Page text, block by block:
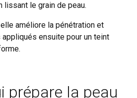
lissant le grain de peau.
améliore la pénétration et
ensuite pour un teint
prépare la peau